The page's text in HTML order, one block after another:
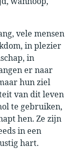
vele mensen
in plezier
in
er naar
hun ziel
van dit leven
te gebruiken,
hen. Ze zijn
in een
hart.